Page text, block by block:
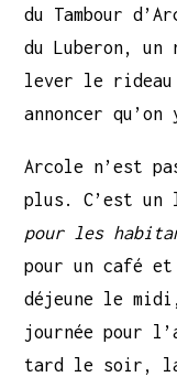
du Tambour
du Luberon,
lever le rideau
annoncer
Arcole n’est
plus. C’est un
pour les
pour un café
déjeune le
journée pour
tard le soir, la